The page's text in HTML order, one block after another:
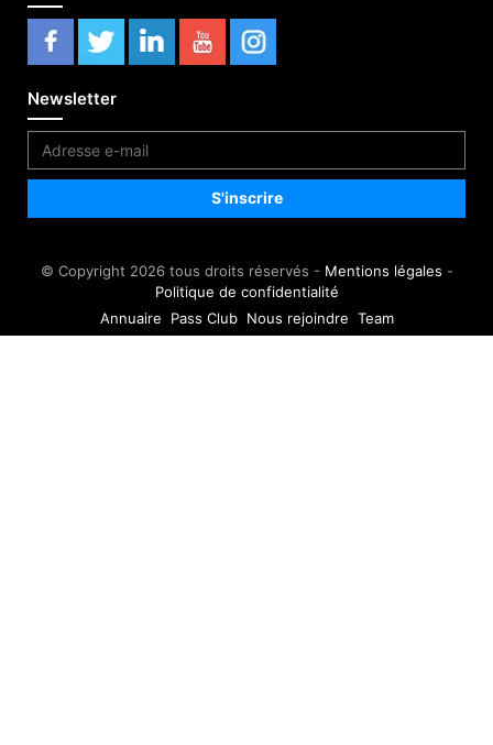
Newsletter
© Copyright 2026 tous droits réservés - Mentions légales -
Politique de confidentialité
Annuaire
Pass Club Nous rejoindre Team